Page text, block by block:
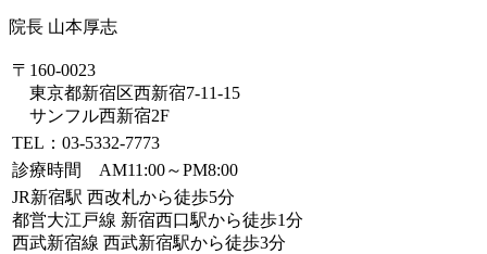
院長 山本厚志
〒160-0023
東京都新宿区西新宿7-11-15
サンフル西新宿2F
TEL：03-5332-7773
診療時間 AM11:00～PM8:00
JR新宿駅 西改札から徒歩5分
都営大江戸線 新宿西口駅から徒歩1分
西武新宿線 西武新宿駅から徒歩3分